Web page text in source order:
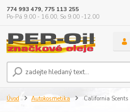
774 993 479, 775 113 255
Po-Pá 9.00 - 16.00, So 9.00 -12.00
Úvod Autokosmetika California Scents